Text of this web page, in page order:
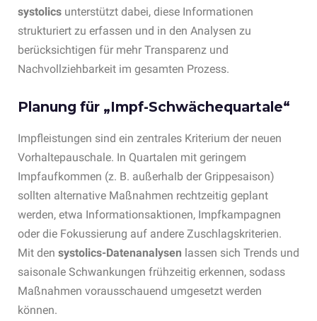
systolics unterstützt dabei, diese Informationen
strukturiert zu erfassen und in den Analysen zu
berücksichtigen für mehr Transparenz und
Nachvollziehbarkeit im gesamten Prozess.
Planung für „Impf-Schwächequartale“
Impfleistungen sind ein zentrales Kriterium der neuen
Vorhaltepauschale. In Quartalen mit geringem
Impfaufkommen (z. B. außerhalb der Grippesaison)
sollten alternative Maßnahmen rechtzeitig geplant
werden, etwa Informationsaktionen, Impfkampagnen
oder die Fokussierung auf andere Zuschlagskriterien.
Mit den systolics-Datenanalysen lassen sich Trends und
saisonale Schwankungen frühzeitig erkennen, sodass
Maßnahmen vorausschauend umgesetzt werden
können.